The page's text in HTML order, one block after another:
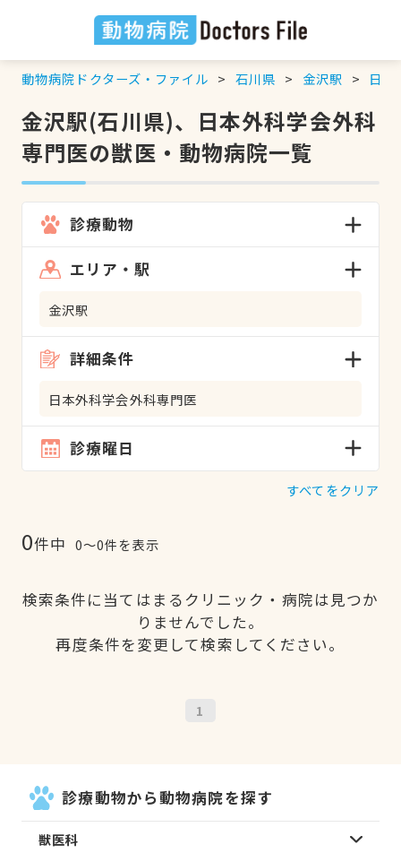
動物病院ドクターズ・ファイル 石川県 金沢駅 日本
金沢駅(石川県)、日本外科学会外科
専門医の獣医・動物病院一覧
診療動物
エリア・駅
金沢駅
詳細条件
日本外科学会外科専門医
診療曜日
すべてをクリア
0件中 0〜0件を表示
検索条件に当てはまるクリニック・病院は見つか
りませんでした。
再度条件を変更して検索してください。
1
診療動物から動物病院を探す
獣医科